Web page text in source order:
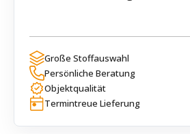
Große Stoffauswahl
Persönliche Beratung
Objektqualität
Termintreue Lieferung